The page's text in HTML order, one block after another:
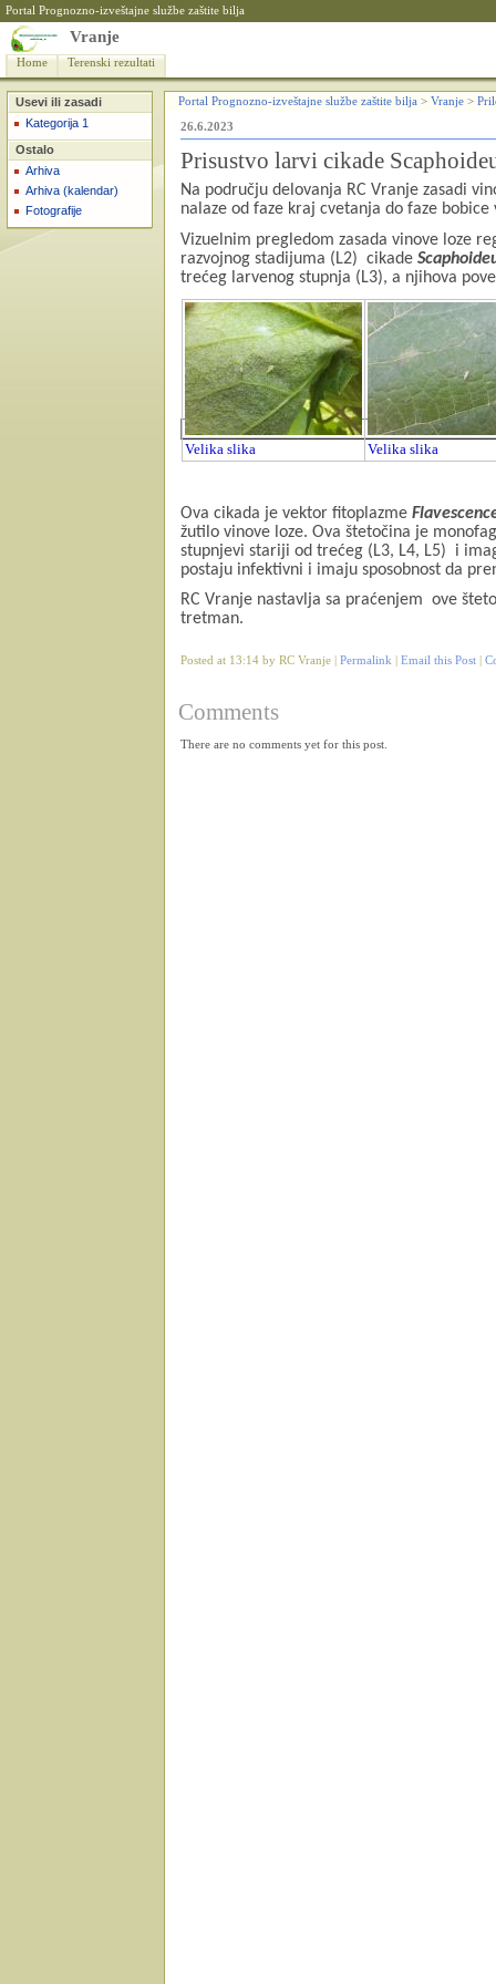
Portal Prognozno-izveštajne službe zaštite bilja
Vranje
Home Terenski rezultati
Usevi ili zasadi
Kategorija 1
Ostalo
Arhiva
Arhiva (kalendar)
Fotografije
Portal Prognozno-izveštajne službe zaštite bilja > Vranje >
26.6.2023
Prisustvo larvi cikade
Na području delovanja RC Vranje zasadi
nalaze od faze kraj cvetanja do faze bobice
Vizuelnim pregledom zasada vinove loze
razvojnog stadijuma (L2) cikade
trećeg larvenog stupnja (L3), a njihova
Velika slika Velika slika
Ova cikada je vektor fitoplazme
žutilo vinove loze. Ova štetočina je
stupnjevi stariji od trećeg (L3, L4, L5)
i
postaju infektivni i imaju sposobnost da
RC Vranje nastavlja sa praćenjem ove
tretman.
Posted at 13:14 by RC Vranje | Permalink Email this Post
Comments
There are no comments yet for this post.